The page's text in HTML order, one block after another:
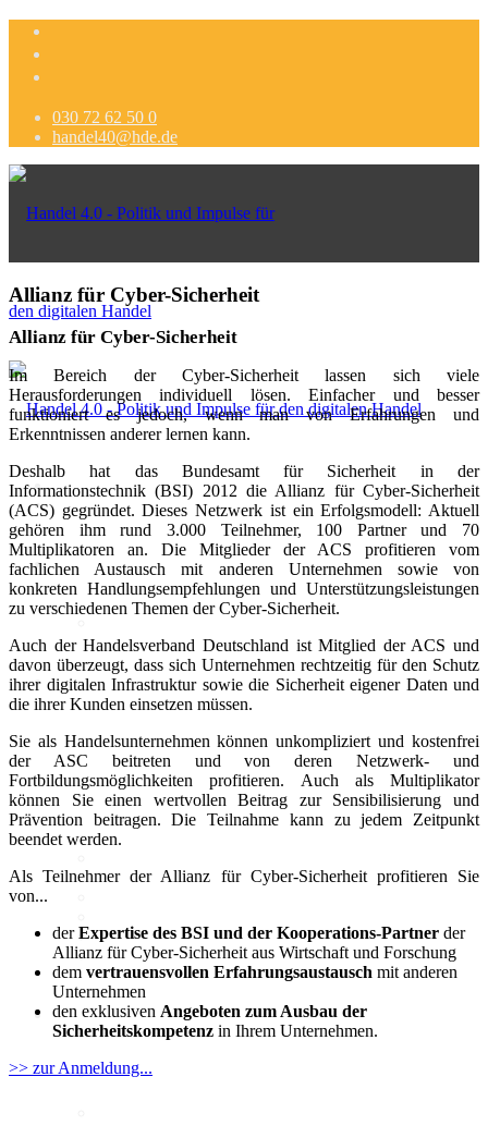
030 72 62 50 0
handel40@hde.de
Politik
Digitales 1x1
IT-Sicherheit
Cyber-Sicherheit im Handel
Tipps und Infomaterial
Allianz für Cyber-Sicherheit
IT-Grundschutzprofil
E-Commerce
Sale
Mobile
Best-Practices ZukunftHandel
KI
Deep Dive Künstliche
Allianz für Cyber-Sicherheit
Allianz für Cyber-Sicherheit
Im Bereich der Cyber-Sicherheit lassen sich viele
Herausforderungen individuell lösen. Einfacher und besser
funktioniert es jedoch, wenn man von Erfahrungen und
Erkenntnissen anderer lernen kann.
Deshalb hat das Bundesamt für Sicherheit in der
Informationstechnik (BSI) 2012 die Allianz für Cyber-Sicherheit
(ACS) gegründet. Dieses Netzwerk ist ein Erfolgsmodell: Aktuell
gehören ihm rund 3.000 Teilnehmer, 100 Partner und 70
Multiplikatoren an. Die Mitglieder der ACS profitieren vom
fachlichen Austausch mit anderen Unternehmen sowie von
konkreten Handlungsempfehlungen und Unterstützungsleistungen
zu verschiedenen Themen der Cyber-Sicherheit.
Auch der Handelsverband Deutschland ist Mitglied der ACS und
davon überzeugt, dass sich Unternehmen rechtzeitig für den Schutz
ihrer digitalen Infrastruktur sowie die Sicherheit eigener Daten und
die ihrer Kunden einsetzen müssen.
Sie als Handelsunternehmen können unkompliziert und kostenfrei
der ASC beitreten und von deren Netzwerk- und
Fortbildungsmöglichkeiten profitieren. Auch als Multiplikator
können Sie einen wertvollen Beitrag zur Sensibilisierung und
Prävention beitragen. Die Teilnahme kann zu jedem Zeitpunkt
beendet werden.
Als Teilnehmer der Allianz für Cyber-Sicherheit profitieren Sie
von...
derExpertise des BSI und der Kooperations-Partner der
Allianz für Cyber-Sicherheit aus Wirtschaft und Forschung
dem vertrauensvollen Erfahrungsaustausch mit anderen
Unternehmen
den exklusiven Angeboten zum Ausbau der
Sicherheitskompetenz in Ihrem Unternehmen.
>> zur Anmeldung...